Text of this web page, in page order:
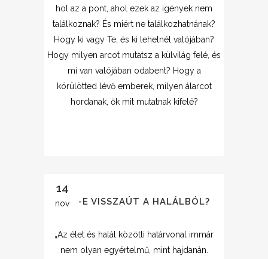
hol az a pont, ahol ezek az igények nem
találkoznak? És miért ne találkozhatnának?
Hogy ki vagy Te, és ki lehetnél valójában?
Hogy milyen arcot mutatsz a külvilág felé, és
mi van valójában odabent? Hogy a
körülötted lévő emberek, milyen álarcot
hordanak, ők mit mutatnak kifelé?
14
nov
VAN-E VISSZAÚT A HALÁLBÓL?
„Az élet és halál közötti határvonal immár
nem olyan egyértelmű, mint hajdanán.